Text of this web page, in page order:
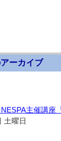
ーカイブ
NESPA主催講
土曜日